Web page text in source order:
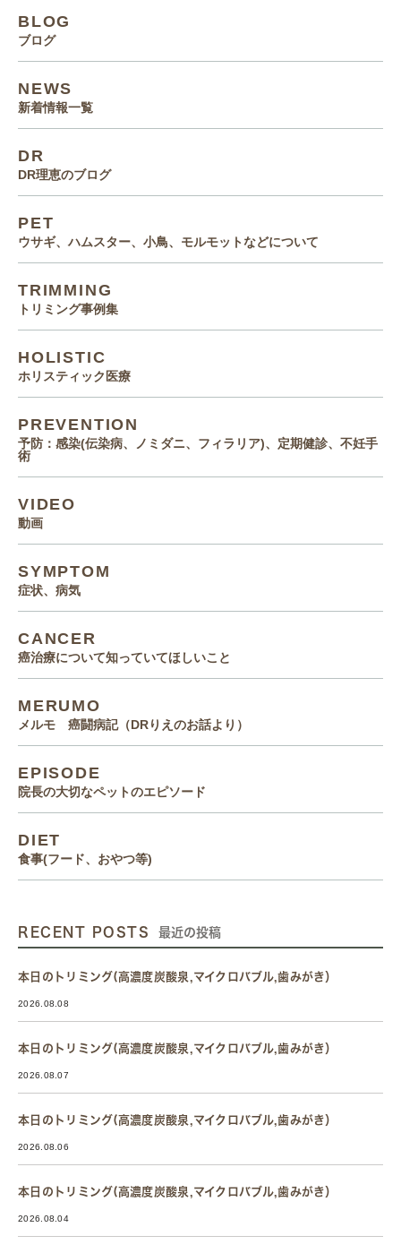
BLOG
ブログ
NEWS
新着情報一覧
DR
DR理恵のブログ
PET
ウサギ、ハムスター、小鳥、モルモットなどについて
TRIMMING
トリミング事例集
HOLISTIC
ホリスティック医療
PREVENTION
予防：感染(伝染病、ノミダニ、フィラリア)、定期健診、不妊手
術
VIDEO
動画
SYMPTOM
症状、病気
CANCER
癌治療について知っていてほしいこと
MERUMO
メルモ 癌闘病記（DRりえのお話より）
EPISODE
院長の大切なペットのエピソード
DIET
食事(フード、おやつ等)
RECENT POSTS 最近の投稿
本日のトリミング(高濃度炭酸泉,マイクロバブル,歯みがき）
2026.08.08
本日のトリミング(高濃度炭酸泉,マイクロバブル,歯みがき）
2026.08.07
本日のトリミング(高濃度炭酸泉,マイクロバブル,歯みがき）
2026.08.06
本日のトリミング(高濃度炭酸泉,マイクロバブル,歯みがき）
2026.08.04